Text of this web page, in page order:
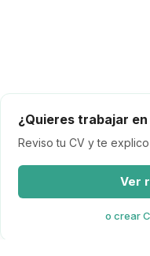
¿Quieres trabajar
Reviso tu CV y te
Ver
o crear